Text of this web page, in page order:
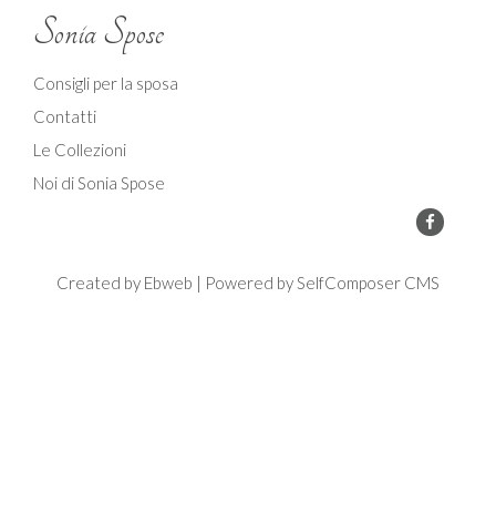
Sonia Spose
Consigli per la sposa
Contatti
Le Collezioni
Noi di Sonia Spose
Created by Ebweb | Powered by SelfComposer CMS